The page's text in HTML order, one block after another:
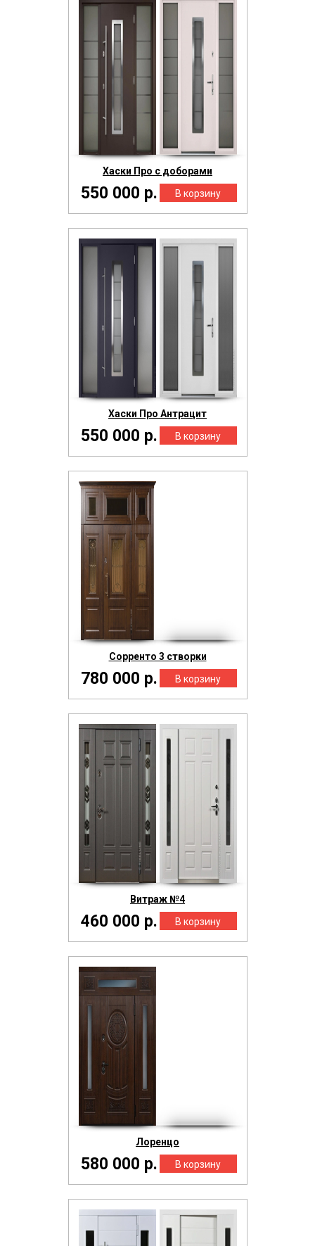
Хаски Про с доборами
550 000 р.
Хаски Про Антрацит
550 000 р.
Сорренто 3 створки
780 000 р.
Витраж №4
460 000 р.
Лоренцо
580 000 р.